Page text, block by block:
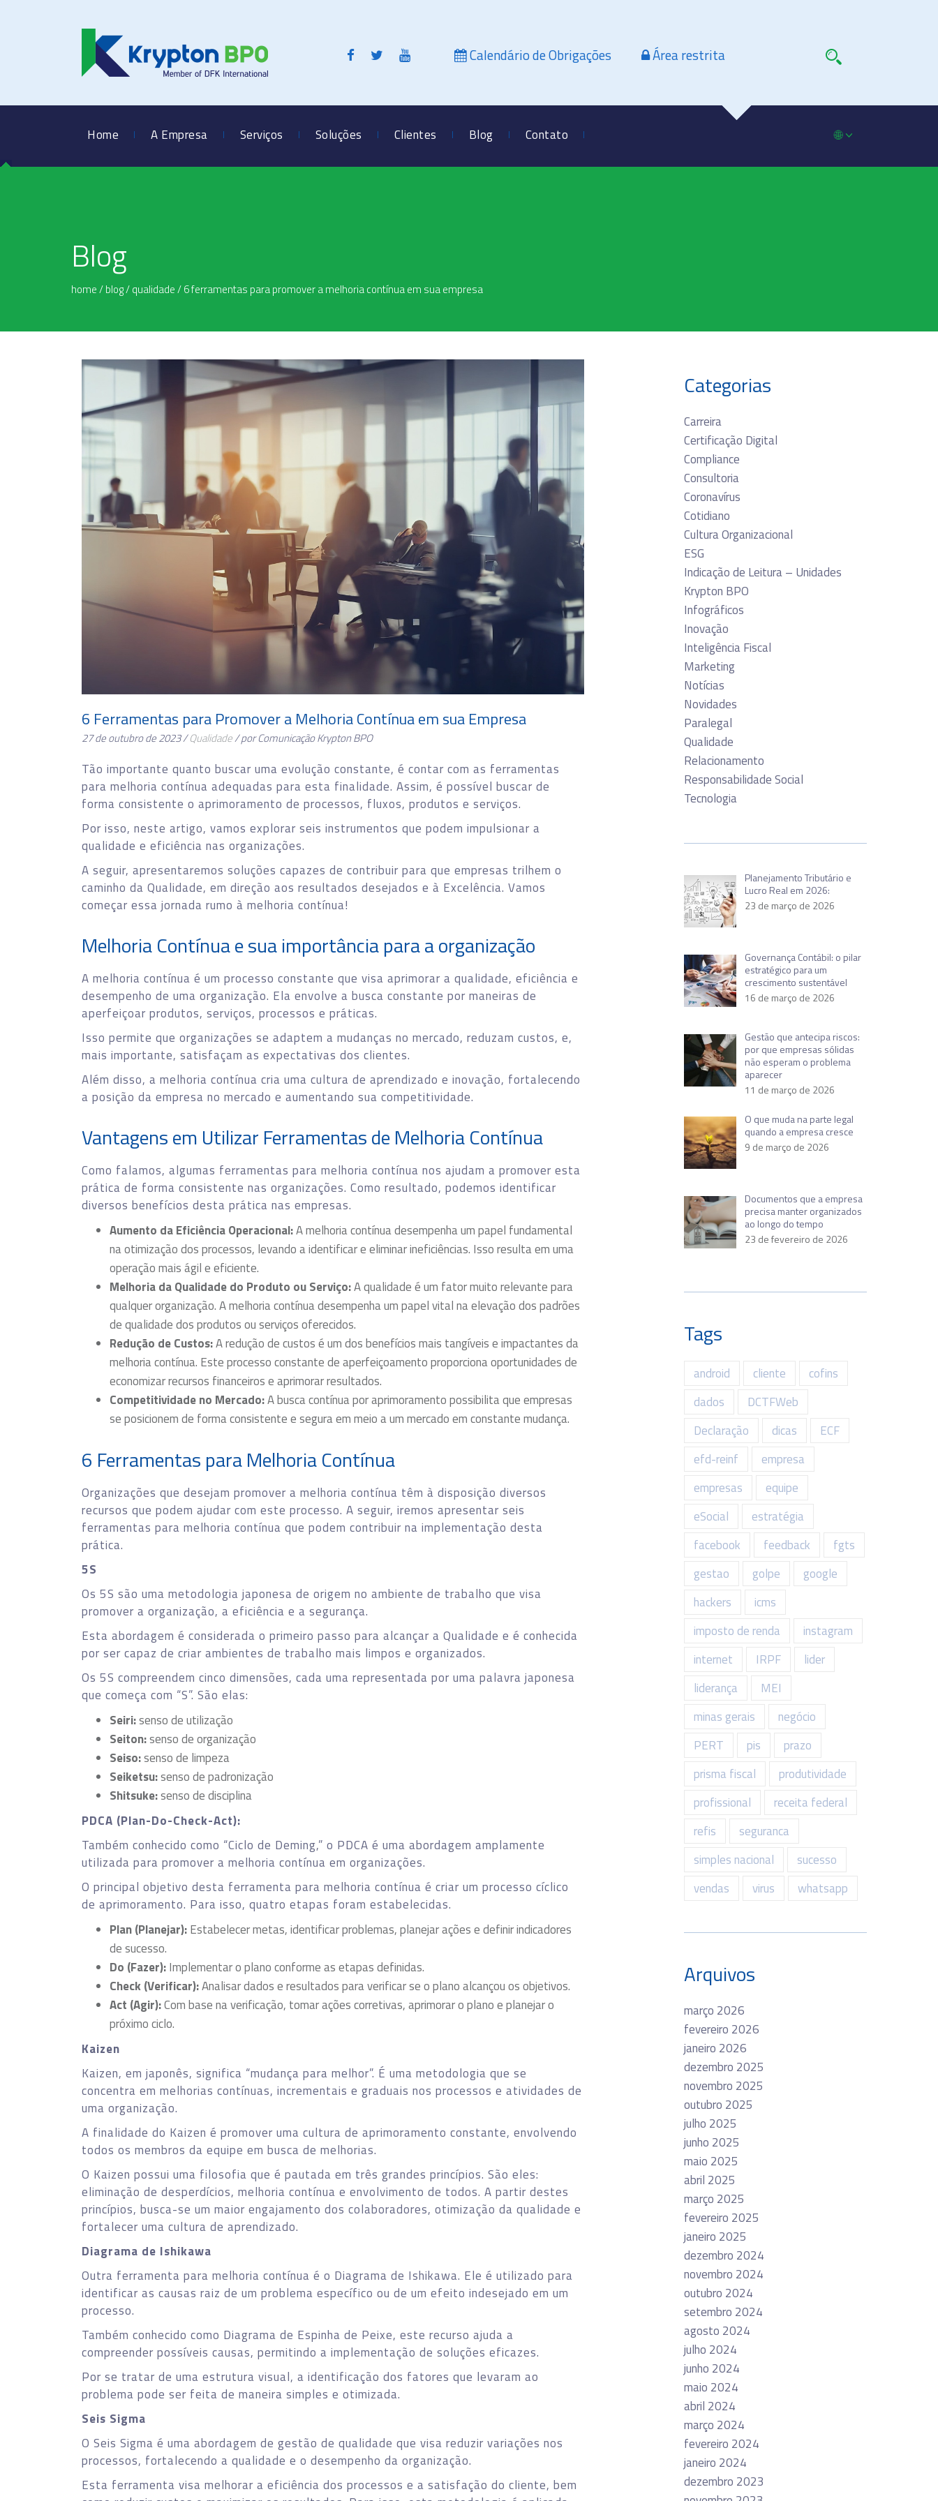
Calendário de Obrigações Área restrita
Home A Empresa Serviços Soluções Clientes Blog Contato 🌐
Blog
home/blog/qualidade/6 ferramentas para promover a melhoria contínua em sua empresa
6 Ferramentas para Promover a Melhoria Contínua em sua Empresa
27 de outubro de 2023 /Qualidade/ por Comunicação Krypton BPO
Tão importante quanto buscar uma evolução constante, é contar com as ferramentas
para melhoria contínua adequadas para esta finalidade. Assim, é possível buscar de
forma consistente o aprimoramento de processos, fluxos, produtos e serviços.
Por isso, neste artigo, vamos explorar seis instrumentos que podem impulsionar a
qualidade e eficiência nas organizações.
A seguir, apresentaremos soluções capazes de contribuir para que empresas trilhem o
caminho da Qualidade, em direção aos resultados desejados e à Excelência. Vamos
começar essa jornada rumo à melhoria contínua!
Melhoria Contínua e sua importância para a organização
A melhoria contínua é um processo constante que visa aprimorar a qualidade, eficiência e
desempenho de uma organização. Ela envolve a busca constante por maneiras de
aperfeiçoar produtos, serviços, processos e práticas.
Isso permite que organizações se adaptem a mudanças no mercado, reduzam custos, e,
mais importante, satisfaçam as expectativas dos clientes.
Além disso, a melhoria contínua cria uma cultura de aprendizado e inovação, fortalecendo
a posição da empresa no mercado e aumentando sua competitividade.
Vantagens em Utilizar Ferramentas de Melhoria Contínua
Como falamos, algumas ferramentas para melhoria contínua nos ajudam a promover esta
prática de forma consistente nas organizações. Como resultado, podemos identificar
diversos benefícios desta prática nas empresas.
Aumento da Eficiência Operacional:A melhoria contínua desempenha um papel fundamental
na otimização dos processos, levando a identificar e eliminar ineficiências. Isso resulta em uma
operação mais ágil e eficiente.
Melhoria da Qualidade do Produto ou Serviço:A qualidade é um fator muito relevante para
qualquer organização. A melhoria contínua desempenha um papel vital na elevação dos padrões
de qualidade dos produtos ou serviços oferecidos.
Redução de Custos:A redução de custos é um dos benefícios mais tangíveis e impactantes da
melhoria contínua. Este processo constante de aperfeiçoamento proporciona oportunidades de
economizar recursos financeiros e aprimorar resultados.
Competitividade no Mercado:A busca contínua por aprimoramento possibilita que empresas
se posicionem de forma consistente e segura em meio a um mercado em constante mudança.
6 Ferramentas para Melhoria Contínua
Organizações que desejam promover a melhoria contínua têm à disposição diversos
recursos que podem ajudar com este processo. A seguir, iremos apresentar seis
ferramentas para melhoria contínua que podem contribuir na implementação desta
prática.
5S
Os 5S são uma metodologia japonesa de origem no ambiente de trabalho que visa
promover a organização, a eficiência e a segurança.
Esta abordagem é considerada o primeiro passo para alcançar a Qualidade e é conhecida
por ser capaz de criar ambientes de trabalho mais limpos e organizados.
Os 5S compreendem cinco dimensões, cada uma representada por uma palavra japonesa
que começa com “S”. São elas:
Seiri:senso de utilização
Seiton:senso de organização
Seiso:senso de limpeza
Seiketsu:senso de padronização
Shitsuke:senso de disciplina
PDCA (Plan-Do-Check-Act):
Também conhecido como “Ciclo de Deming,” o PDCA é uma abordagem amplamente
utilizada para promover a melhoria contínua em organizações.
O principal objetivo desta ferramenta para melhoria contínua é criar um processo cíclico
de aprimoramento. Para isso, quatro etapas foram estabelecidas.
Plan (Planejar):Estabelecer metas, identificar problemas, planejar ações e definir indicadores
de sucesso.
Do (Fazer):Implementar o plano conforme as etapas definidas.
Check (Verificar):Analisar dados e resultados para verificar se o plano alcançou os objetivos.
Act (Agir):Com base na verificação, tomar ações corretivas, aprimorar o plano e planejar o
próximo ciclo.
Kaizen
Kaizen, em japonês, significa “mudança para melhor”. É uma metodologia que se
concentra em melhorias contínuas, incrementais e graduais nos processos e atividades de
uma organização.
A finalidade do Kaizen é promover uma cultura de aprimoramento constante, envolvendo
todos os membros da equipe em busca de melhorias.
O Kaizen possui uma filosofia que é pautada em três grandes princípios. São eles:
eliminação de desperdícios, melhoria contínua e envolvimento de todos. A partir destes
princípios, busca-se um maior engajamento dos colaboradores, otimização da qualidade e
fortalecer uma cultura de aprendizado.
Diagrama de Ishikawa
Outra ferramenta para melhoria contínua é o Diagrama de Ishikawa. Ele é utilizado para
identificar as causas raiz de um problema específico ou de um efeito indesejado em um
processo.
Também conhecido como Diagrama de Espinha de Peixe, este recurso ajuda a
compreender possíveis causas, permitindo a implementação de soluções eficazes.
Por se tratar de uma estrutura visual, a identificação dos fatores que levaram ao
problema pode ser feita de maneira simples e otimizada.
Seis Sigma
O Seis Sigma é uma abordagem de gestão de qualidade que visa reduzir variações nos
processos, fortalecendo a qualidade e o desempenho da organização.
Esta ferramenta visa melhorar a eficiência dos processos e a satisfação do cliente, bem
Categorias
Carreira
Certificação Digital
Compliance
Consultoria
Coronavírus
Cotidiano
Cultura Organizacional
ESG
Indicação de Leitura – Unidades
Krypton BPO
Infográficos
Inovação
Inteligência Fiscal
Marketing
Notícias
Novidades
Paralegal
Qualidade
Relacionamento
Responsabilidade Social
Tecnologia
Planejamento Tributário e
Lucro Real em 2026:
23 de março de 2026
Governança Contábil: o pilar
estratégico para um
crescimento sustentável
16 de março de 2026
Gestão que antecipa riscos:
por que empresas sólidas
não esperam o problema
aparecer
11 de março de 2026
O que muda na parte legal
quando a empresa cresce
9 de março de 2026
Documentos que a empresa
precisa manter organizados
ao longo do tempo
23 de fevereiro de 2026
Tags
android cliente
cofins
dados
DCTFWeb
Declaração
dicas
ECF
efd-reinf
empresa
empresas
equipe
eSocial
estratégia
facebook
feedback
fgts
gestao
golpe
google
hackers
icms
imposto de renda
instagram
internet
IRPF
lider
liderança
MEI
minas gerais
negócio
PERT
pis
prazo
prisma fiscal
produtividade
profissional
receita federal
refis
seguranca
simples nacional
sucesso
vendas
virus whatsapp
Arquivos
março 2026
fevereiro 2026
janeiro 2026
dezembro 2025
novembro 2025
outubro 2025
julho 2025
junho 2025
maio 2025
abril 2025
março 2025
fevereiro 2025
janeiro 2025
dezembro 2024
novembro 2024
outubro 2024
setembro 2024
agosto 2024
julho 2024
junho 2024
maio 2024
abril 2024
março 2024
fevereiro 2024
janeiro 2024
dezembro 2023